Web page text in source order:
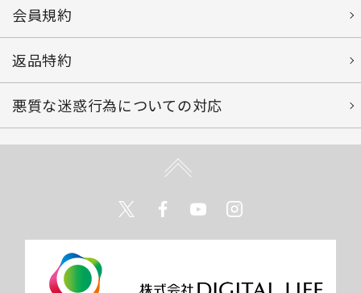
会員規約
返品特約
悪質な迷惑行為についての対応
TwitterFacebookYoutube